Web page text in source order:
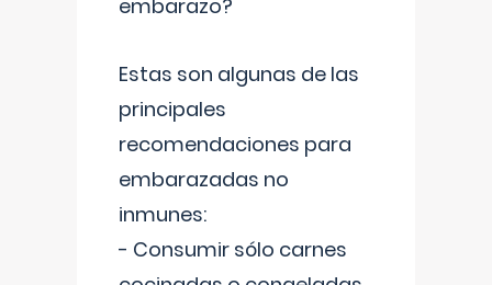
embarazo?
Estas son algunas de las
principales
recomendaciones para
embarazadas no
inmunes:
- Consumir sólo carnes